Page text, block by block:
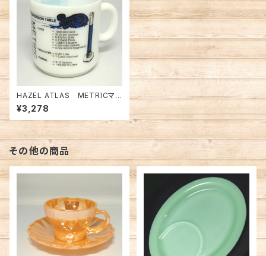
HAZEL ATLAS METRICマグ
（FK-10217）
¥3,278
その他の商品